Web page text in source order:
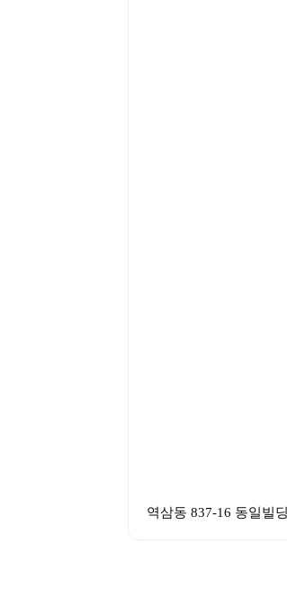
역삼동 837-16 동일빌